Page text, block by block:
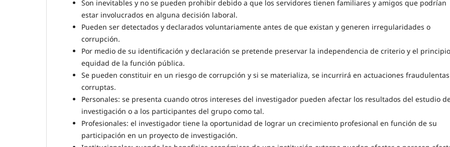
Son inevitables y no se pueden prohibir debido a que los servidores tienen familiares y amigos que podrían
estar involucrados en alguna decisión laboral.
Pueden ser detectados y declarados voluntariamente antes de que existan y generen irregularidades o
corrupción.
Por medio de su identificación y declaración se pretende preservar la independencia de criterio y el
equidad de la función pública.
Se pueden constituir en un riesgo de corrupción y si se materializa, se incurrirá en actuaciones
corruptas.
Personales: se presenta cuando otros intereses del investigador pueden afectar los resultados del estudio
investigación o a los participantes del grupo como tal.
Profesionales: el investigador tiene la oportunidad de lograr un crecimiento profesional en función de su
participación en un proyecto de investigación.